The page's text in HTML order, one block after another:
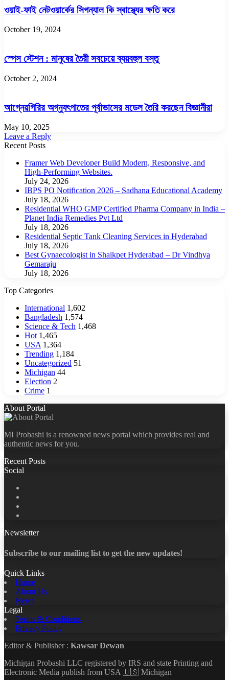
ওয়াই-ফাই নেটওয়ার্কের সিগন্যাল কি স্বাস্থ্যের ক্ষতি করে
October 19, 2024
স্পেস স্টেশন : মানুষের তৈরী সবচেয়ে ব্যয়বহুল বস্তু
October 2, 2024
আগ্নেয়গিরির অগ্ন্যুৎপাতের পূর্বাভাসের মডেল তৈরি করছেন বিজ্ঞানীরা
May 10, 2025
Leave a Reply
Recent Posts
Framer Web Developer Build Modern, Responsive, and
High-Performing Websites.
July 24, 2026
IBPS PO Notification 2026 – Sadhana Educational Academy
July 18, 2026
Residential WHO GMP Certified Pharma Company in India –
Planet India Remedies Pvt Ltd
July 18, 2026
Residential Septic Tank Cleaning Services in Hyderabad
July 18, 2026
Best Gynaecologist in Shaikpet Hyderabad – Dr Vindhya
Gemaraju
July 18, 2026
Top Categories
International 1,602
Bangladesh 1,574
Science & Tech 1,468
Hot 1,465
USA 1,364
Trending 1,184
Uncategorized 51
Michigan 44
Election 2
Crime 1
About Portal
MI Probashi is a renowned news portal which provides real and
authentic news for you.
Recent Posts
Social
Newsletter
Subscribe to our mailing list to get the new updates!
Quick Links
Home
About Us
News
Legal
Terms & Conditions
Privacy Policy
Editor & Publisher : Kawsar Dewan
Michigan Probashi LLC registered by IRS and state Printing and
Electronic Media publish from USA 🇺🇸 Michigan